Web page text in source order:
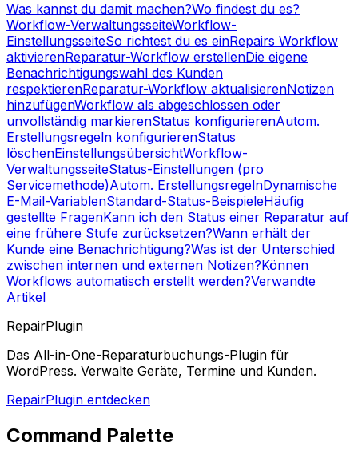
Was kannst du damit machen?Wo findest du es?
Workflow-VerwaltungsseiteWorkflow-
EinstellungsseiteSo richtest du es einRepairs Workflow
aktivierenReparatur-Workflow erstellenDie eigene
Benachrichtigungswahl des Kunden
respektierenReparatur-Workflow aktualisierenNotizen
hinzufügenWorkflow als abgeschlossen oder
unvollständig markierenStatus konfigurierenAutom.
Erstellungsregeln konfigurierenStatus
löschenEinstellungsübersichtWorkflow-
VerwaltungsseiteStatus-Einstellungen (pro
Servicemethode)Autom. ErstellungsregelnDynamische
E-Mail-VariablenStandard-Status-BeispieleHäufig
gestellte FragenKann ich den Status einer Reparatur auf
eine frühere Stufe zurücksetzen?Wann erhält der
Kunde eine Benachrichtigung?Was ist der Unterschied
zwischen internen und externen Notizen?Können
Workflows automatisch erstellt werden?Verwandte
Artikel
RepairPlugin
Das All-in-One-Reparaturbuchungs-Plugin für
WordPress. Verwalte Geräte, Termine und Kunden.
RepairPlugin entdecken
Command Palette